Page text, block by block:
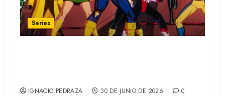
Series
IGNACIO PEDRAZA 30 DE JUNIO DE 2026 0